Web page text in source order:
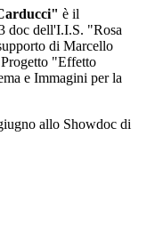
è il
doc dell'I.I.S. "Rosa
di Marcello
"Effetto
e Immagini per la
allo Showdoc di